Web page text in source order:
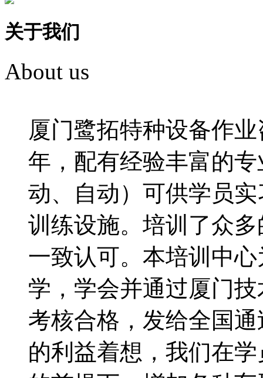
关于我们
About us
厦门鹭拓特种设备作
年，配有经验丰富的
动、自动）可供学员
训练设施。培训了众
一致认可。本培训中
学，学会并通过厦门
考核合格，发给全国
的利益着想，我们在